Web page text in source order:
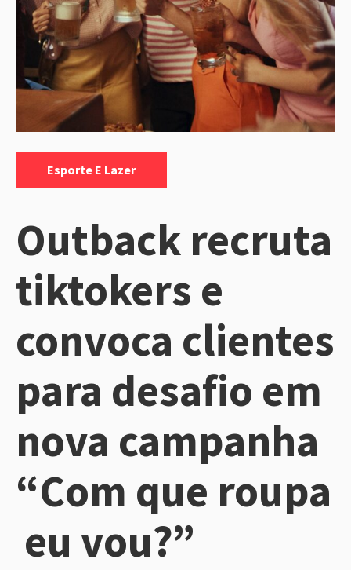
Esporte E Lazer
Outback recruta
tiktokers e
convoca clientes
para desafio em
nova campanha
“Com que roupa
eu vou?”